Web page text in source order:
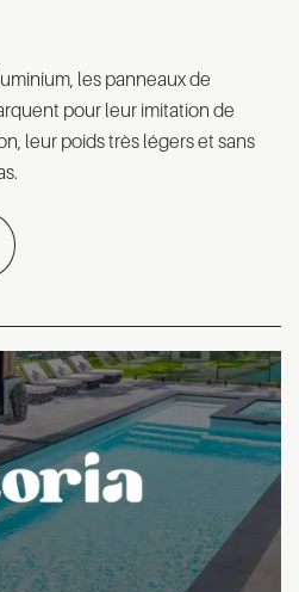
les panneaux de
pour leur imitation de
leur poids très légers et sans